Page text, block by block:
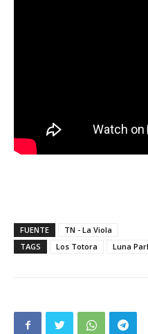
FUENTE
TN - La Viola
TAGS
Los Totora Luna